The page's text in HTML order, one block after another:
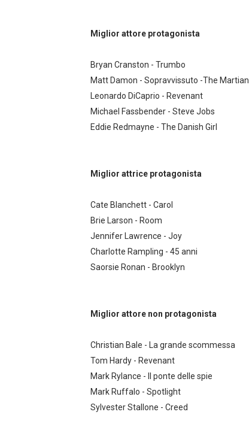
Miglior attore protagonista
Bryan Cranston - Trumbo
Matt Damon - Sopravvissuto -The Martian
Leonardo DiCaprio - Revenant
Michael Fassbender - Steve Jobs
Eddie Redmayne - The Danish Girl
Miglior attrice protagonista
Cate Blanchett - Carol
Brie Larson - Room
Jennifer Lawrence - Joy
Charlotte Rampling - 45 anni
Saorsie Ronan - Brooklyn
Miglior attore non protagonista
Christian Bale - La grande scommessa
Tom Hardy - Revenant
Mark Rylance - Il ponte delle spie
Mark Ruffalo - Spotlight
Sylvester Stallone - Creed